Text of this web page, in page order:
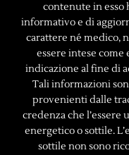
contenute in esso
informativo e di
carattere né medico,
essere intese
indicazione al fine di
Tali informazioni
provenienti dalle
credenza che
energetico o sottile.
sottile non sono